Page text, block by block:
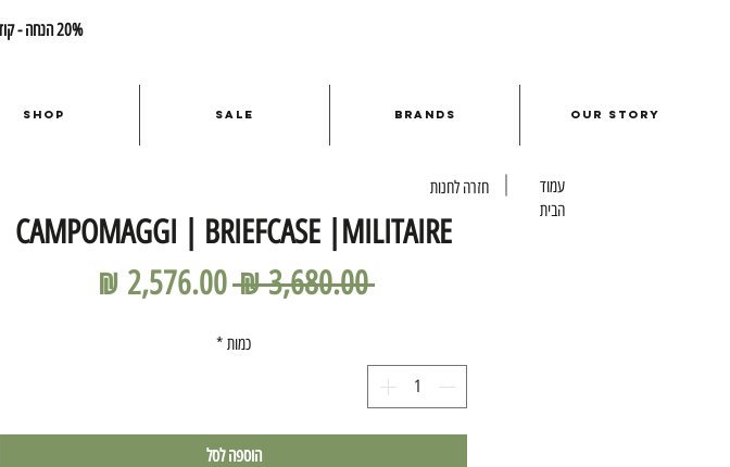
עמוד
הבית
חזרה לחנות
CAMPOMAGGI | BRIEFCASE |MILITAIRE
‏3,680.00 ‏₪
מחיר
רגילכמות *
הוספה לסל
20% הנחה - קוד קופון: MC2
Shop Sale Brands Our Story